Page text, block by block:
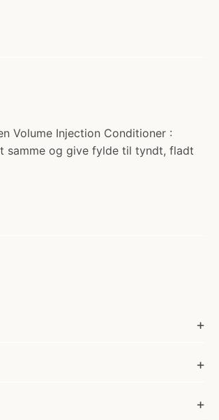
Volume Injection Conditioner :
samme og give fylde til tyndt, fladt